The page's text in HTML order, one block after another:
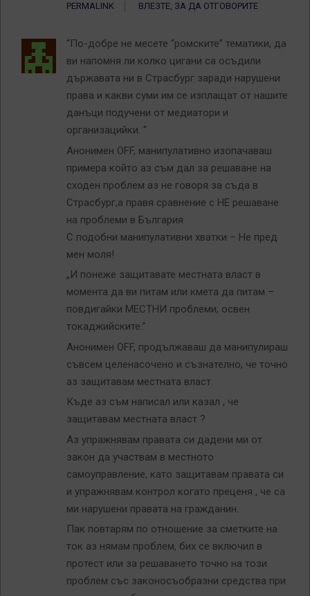
PERMALINK
ВЛЕЗТЕ, ЗА ДА ОТГОВОРИТЕ
“По-добре не месете “ромските” тематики, да
ви напомня ли колко цигани са осъдили
държавата ни в Страсбург заради нарушени
права и какви суми им се изплащат от нашите
данъци подучени от медиатори и
организацийки. “
Анонимен OFF, манипулативно изопачаваш
примера който аз съм дал за решаване на
сходен проблем аз не говоря за съда в
Страсбург,а правя сравнение с НЕ решаване
на проблеми в България
С подобни манипулативни хватки – Не пред
мен моля!
„И понеже защитавате местната власт в
момента да ви питам или кмета да питам –
повдигайки МЕСТНИ проблеми, освен
токаджийските:”
Анонимен OFF, продължаваш да манипулираш
съвсем целенасочено и съзнателно, че точно
аз защитавам местната власт.
Къде аз съм написал или казал , че
защитавам местната власт ?
Аз упражнявам правата си дадени ми от
закон да участвам в местното
самоуправление, като защитавам правата си
и упражнявам контрол когато преценя , че са
ми нарушени правата на гражданин.
Пак повтарям по отношение за сметките на
ток аз нямам проблем, бих се включил в
протест или за решаването точно на този
проблем със законосъобразни средства при